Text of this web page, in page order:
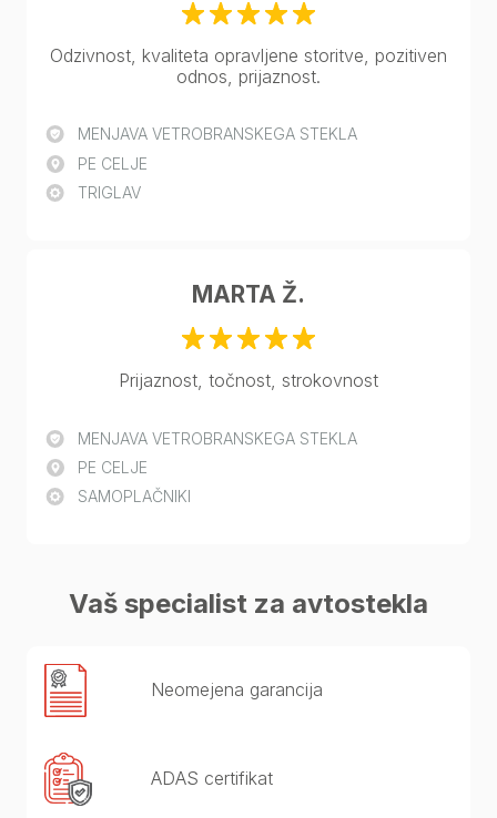
Odzivnost, kvaliteta opravljene storitve, pozitiven
odnos, prijaznost.
MENJAVA VETROBRANSKEGA STEKLA
PE CELJE
TRIGLAV
MARTA Ž.
Prijaznost, točnost, strokovnost
MENJAVA VETROBRANSKEGA STEKLA
PE CELJE
SAMOPLAČNIKI
Vaš specialist za avtostekla
Neomejena garancija
ADAS certifikat